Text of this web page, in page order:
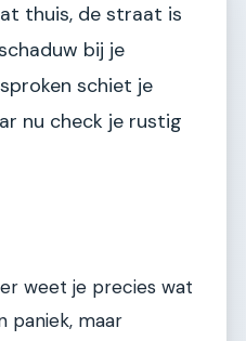
thuis, de straat is
bij je
schiet je
nu check je rustig
weet je precies wat
paniek, maar